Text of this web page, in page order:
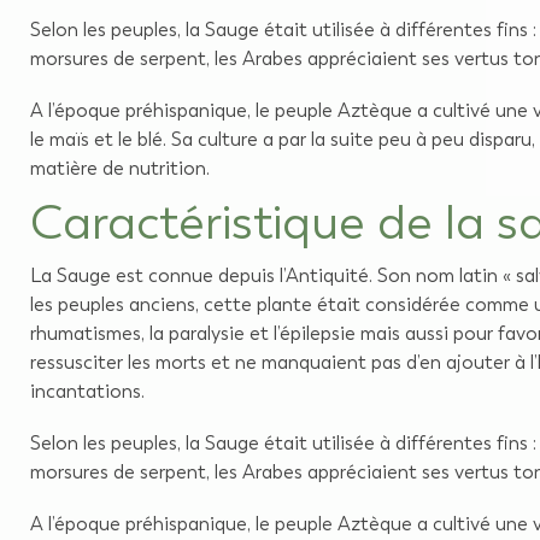
Selon les peuples, la Sauge était utilisée à différentes fins
morsures de serpent, les Arabes appréciaient ses vertus
A l’époque préhispanique, le peuple Aztèque a cultivé
le maïs et le blé. Sa culture a par la suite peu à peu
matière de nutrition.
Caractéristique de la
La Sauge est connue depuis l’Antiquité. Son nom latin «
les peuples anciens, cette plante était considérée comme
rhumatismes, la paralysie et l’épilepsie mais aussi pour
ressusciter les morts et ne manquaient pas d’en ajouter
incantations.
Selon les peuples, la Sauge était utilisée à différentes fins
morsures de serpent, les Arabes appréciaient ses vertus
A l’époque préhispanique, le peuple Aztèque a cultivé